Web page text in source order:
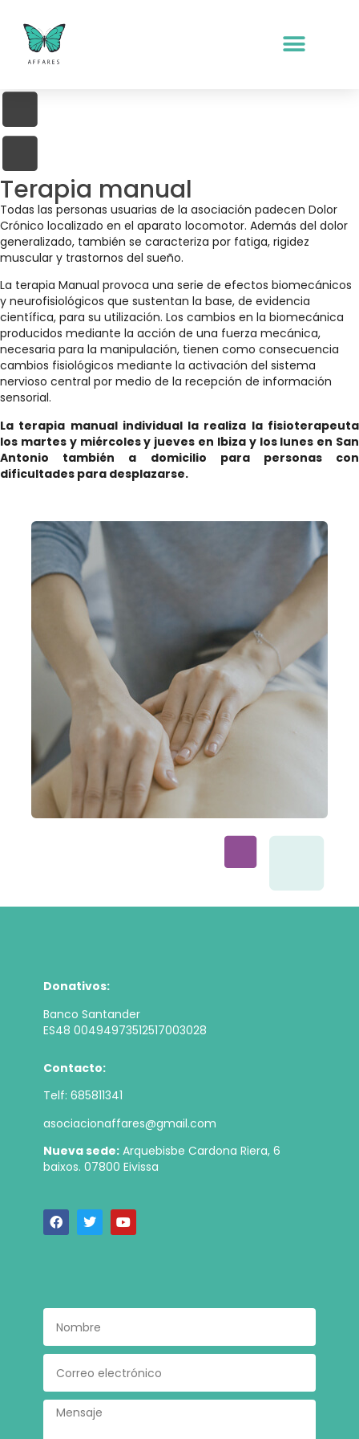
Terapia manual
Todas las personas usuarias de la asociación padecen Dolor
Crónico localizado en el aparato locomotor. Además del dolor
generalizado, también se caracteriza por fatiga, rigidez
muscular y trastornos del sueño.
La terapia Manual provoca una serie de efectos biomecánicos
y neurofisiológicos que sustentan la base, de evidencia
científica, para su utilización. Los cambios en la biomecánica
producidos mediante la acción de una fuerza mecánica,
necesaria para la manipulación, tienen como consecuencia
cambios fisiológicos mediante la activación del sistema
nervioso central por medio de la recepción de información
sensorial.
La terapia manual individual la realiza la fisioterapeuta
los martes y miércoles y jueves en Ibiza y los lunes en San
Antonio también a domicilio para personas con
dificultades para desplazarse.
Donativos:
Banco Santander
ES48 00494973512517003028
Contacto:
Telf: 685811341
asociacionaffares@gmail.com
Nueva sede: Arquebisbe Cardona Riera, 6
baixos. 07800 Eivissa